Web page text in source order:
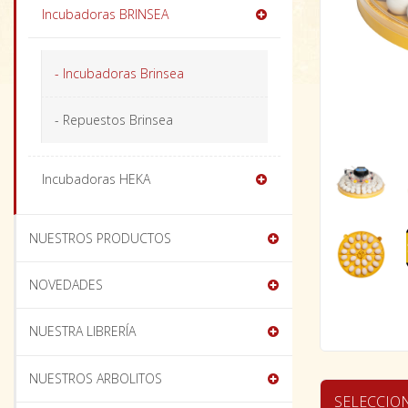
Incubadoras BRINSEA
- Incubadoras Brinsea
- Repuestos Brinsea
Incubadoras HEKA
NUESTROS PRODUCTOS
NOVEDADES
NUESTRA LIBRERÍA
NUESTROS ARBOLITOS